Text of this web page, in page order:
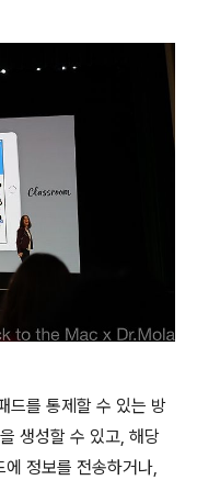
드를 통제할 수 있는 방
생성할 수 있고, 해당
정보를 전송하거나,